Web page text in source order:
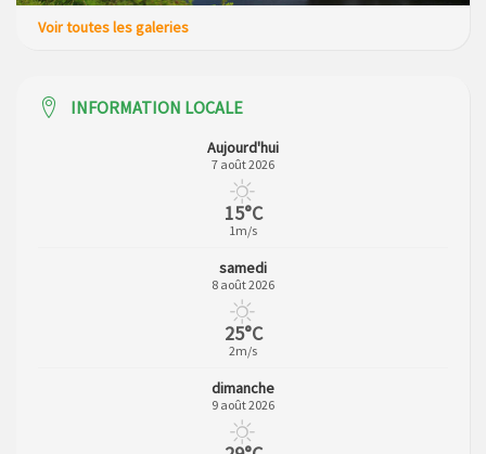
Voir toutes les galeries
INFORMATION LOCALE
Aujourd'hui
7 août 2026
15°C
1m/s
samedi
8 août 2026
25°C
2m/s
dimanche
9 août 2026